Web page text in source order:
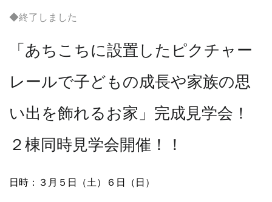
◆終了しました
「あちこちに設置したピクチャー
レールで子どもの成長や家族の思
い出を飾れるお家」完成見学会！
２棟同時見学会開催！！
日時：３月５日（土）６日（日）